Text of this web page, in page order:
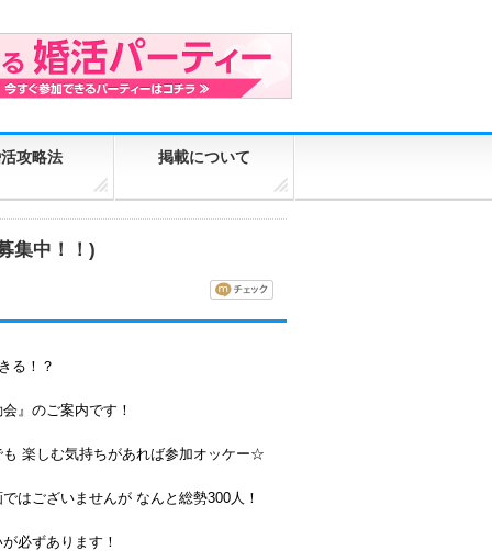
攻略法 掲載について
集中！！)
る！？
会』のご案内です！
も 楽しむ気持ちがあれば参加オッケー☆
はございませんが なんと総勢300人！
必ずあります！